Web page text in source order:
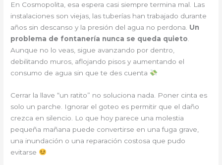
En Cosmopolita, esa espera casi siempre termina mal. Las
instalaciones son viejas, las tuberías han trabajado durante
años sin descanso y la presión del agua no perdona. Un
problema de fontanería nunca se queda quieto
Aunque no lo veas, sigue avanzando por dentro,
debilitando muros, aflojando pisos y aumentando el
consumo de agua sin que te des cuenta
Cerrar la llave “un ratito” no soluciona nada. Poner cinta es
solo un parche. Ignorar el goteo es permitir que el daño
crezca en silencio. Lo que hoy parece una molestia
pequeña mañana puede convertirse en una fuga grave,
una inundación o una reparación costosa que pudo
evitarse